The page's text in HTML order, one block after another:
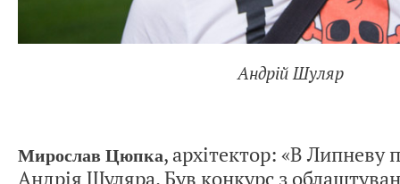
Андрій Шуляр
Мирослав Цюпка, архітектор: «В Липневу
Андрія Шуляра. Був конкурс з